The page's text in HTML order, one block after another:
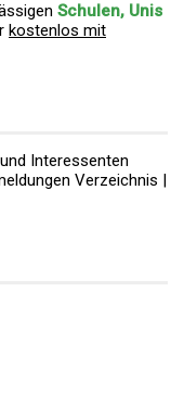
Schulen, Unis
kostenlos mit
Interessenten
Verzeichnis |